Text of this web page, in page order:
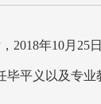
， 2018年10月25
平义以及专业